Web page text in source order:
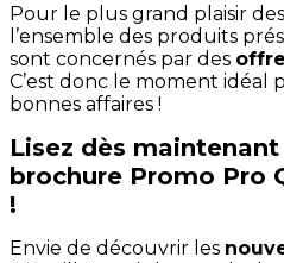
Pour le plus grand plaisir
l’ensemble des produits
sont concernés par des
C’est donc le moment idéal
bonnes affaires !
Lisez dès
brochure Promo Pro
!
Envie de découvrir les